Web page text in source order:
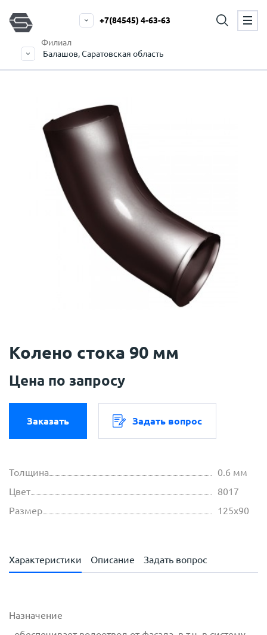
Филиал
Балашов, Саратовская область
+7(84545) 4-63-63
Колено стока 90 мм
Цена по запросу
Заказать Задать вопрос
Толщина
0.6 мм
Цвет
8017
Размер
125х90
Характеристики Описание Задать вопрос
Назначение